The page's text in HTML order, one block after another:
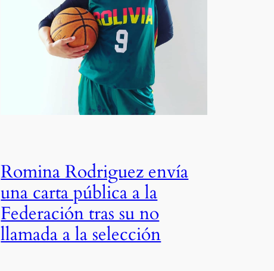
Romina Rodriguez envía
una carta pública a la
Federación tras su no
llamada a la selección